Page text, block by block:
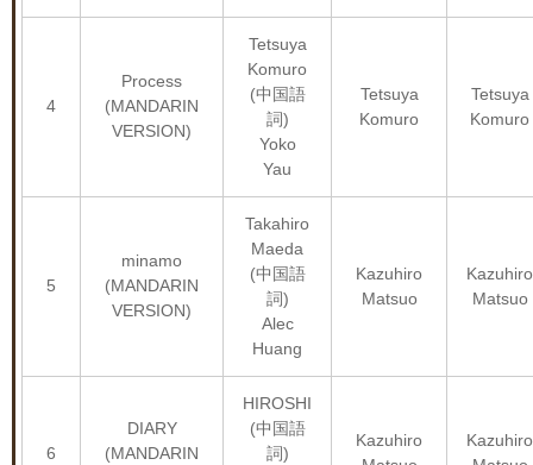
4
Process
(MANDARIN
VERSION)
Tetsuya
Komuro
(中国語
詞)
Yoko
Yau
Tetsuya
Komuro
Tetsuya
Komuro
5
minamo
(MANDARIN
VERSION)
Takahiro
Maeda
(中国語
詞)
Alec
Huang
Kazuhiro
Matsuo
Kazuhiro
Matsuo
6
DIARY
(MANDARIN
HIROSHI
(中国語
詞)
Kazuhiro
Kazuhiro